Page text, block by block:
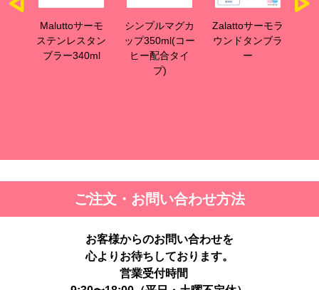
Maluttoサーモ
ステンレスタン
ブラー340ml
シンプルマグカ
ップ350ml(コー
ヒー配合タイ
プ)
Zalattoサーモラ
ウンドタンブラ
ー
ご注文・お問い合わせ方法
お客様からのお問い合わせを
心よりお待ちしております。
営業受付時間